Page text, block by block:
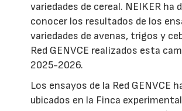
variedades de cereal. NEIKER ha
conocer los resultados de los
variedades de avenas, trigos y
Red GENVCE realizados esta
2025-2026.
Los ensayos de la Red GENVCE
ubicados en la Finca